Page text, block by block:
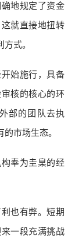
地规定了资金
就直接地扭转
式。
始施行，具备
核的核心的环
部的团队去执
市场生态。
奉为圭臬的经
也有弊。短期
一段充满挑战